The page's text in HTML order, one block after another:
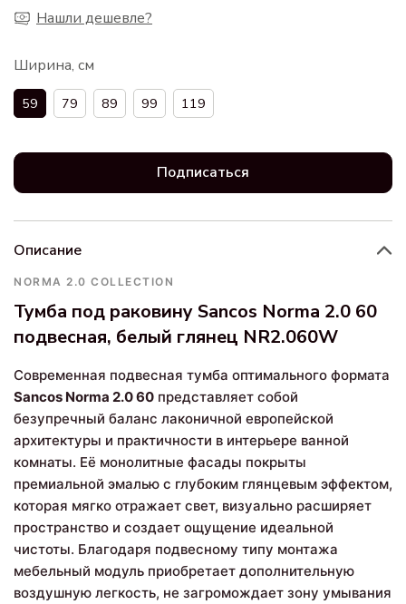
Нашли дешевле?
Ширина, см
59 79 89 99 119
Подписаться
Описание
NORMA 2.0 COLLECTION
Тумба под раковину Sancos Norma 2.0 60
подвесная, белый глянец NR2.060W
Современная подвесная тумба оптимального формата
Sancos Norma 2.0 60 представляет собой
безупречный баланс лаконичной европейской
архитектуры и практичности в интерьере ванной
комнаты. Её монолитные фасады покрыты
премиальной эмалью с глубоким глянцевым эффектом,
которая мягко отражает свет, визуально расширяет
пространство и создает ощущение идеальной
чистоты. Благодаря подвесному типу монтажа
мебельный модуль приобретает дополнительную
воздушную легкость, не загромождает зону умывания